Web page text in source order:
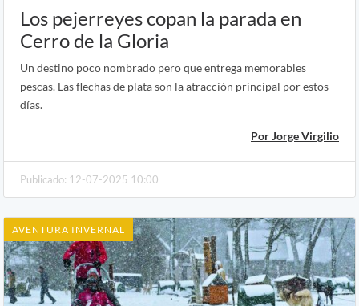
Los pejerreyes copan la parada en
Cerro de la Gloria
Un destino poco nombrado pero que entrega memorables
pescas. Las flechas de plata son la atracción principal por estos
días.
Por Jorge Virgilio
Publicado: 12-07-2025 10:00
AVENTURA INVERNAL